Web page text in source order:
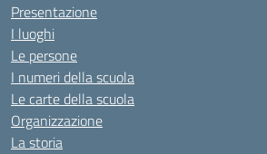
Presentazione
I luoghi
Le persone
I numeri della scuola
Le carte della scuola
Organizzazione
La storia